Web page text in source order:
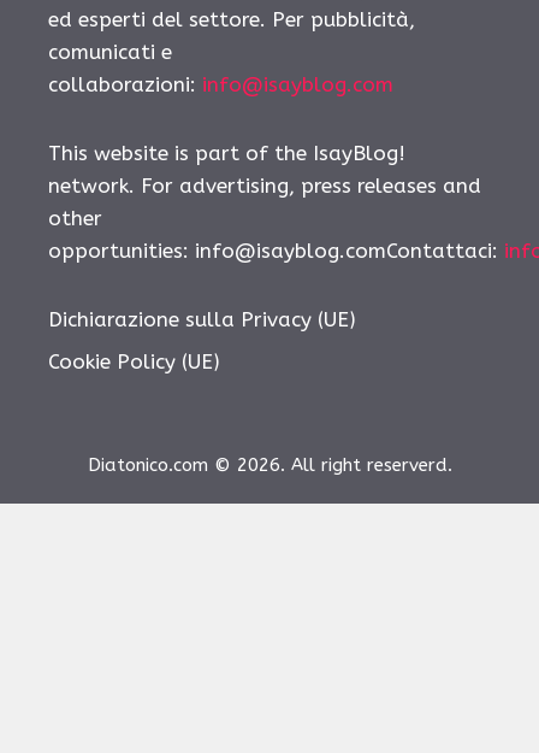
ed esperti del settore. Per pubblicità,
comunicati e
collaborazioni: info@isayblog.com
This website is part of the IsayBlog!
network. For advertising, press releases and
other
opportunities: info@isayblog.comContattaci:
Dichiarazione sulla Privacy (UE)
Cookie Policy (UE)
Diatonico.com © 2026. All right reserverd.